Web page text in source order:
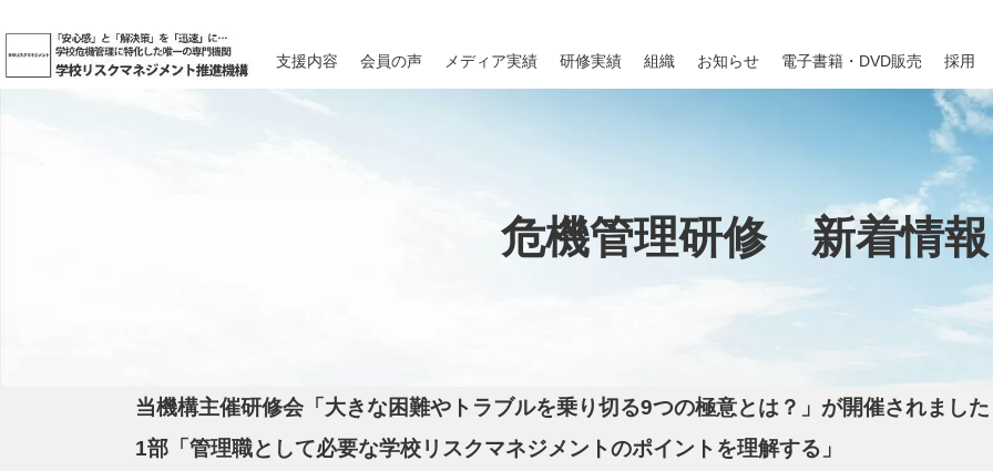
支援内容 会員の声 メディア実績 研修実績 組織 お知らせ 電子書籍・DVD販売 採用
危機管理研修 新着情報
当機構主催研修会「大きな困難やトラブルを乗り切る9つの極意とは？」が開催されまし
1部「管理職として必要な学校リスクマネジメントのポイントを理解する」